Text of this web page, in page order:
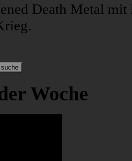
Death Metal
Woche